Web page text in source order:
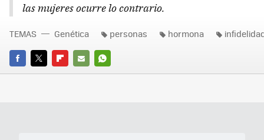
las mujeres ocurre lo contrario.
FACEBOOK
TWITTERFLIPBOARD
E-
WHATSAPP
TEMAS Genética personas hormona